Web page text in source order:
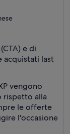
e di
acquistati last
vengono
rispetto alla
le offerte
l'occasione